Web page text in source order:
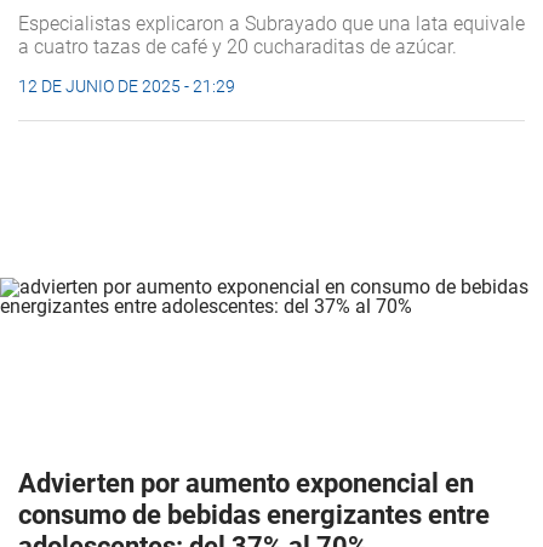
Especialistas explicaron a Subrayado que una lata equivale
a cuatro tazas de café y 20 cucharaditas de azúcar.
12 DE JUNIO DE 2025 - 21:29
Advierten por aumento exponencial en
consumo de bebidas energizantes entre